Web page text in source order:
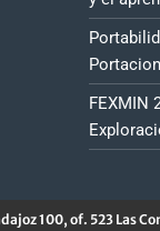
FEXMIN
100, of. 523 Las